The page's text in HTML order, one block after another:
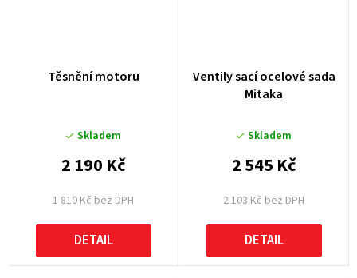
Těsnění motoru
Skladem
1 810 Kč bez DPH
2 190 Kč
DETAIL
Ventily sací ocelové sada
Mitaka
Skladem
2 103 Kč bez DPH
2 545 Kč
DETAIL